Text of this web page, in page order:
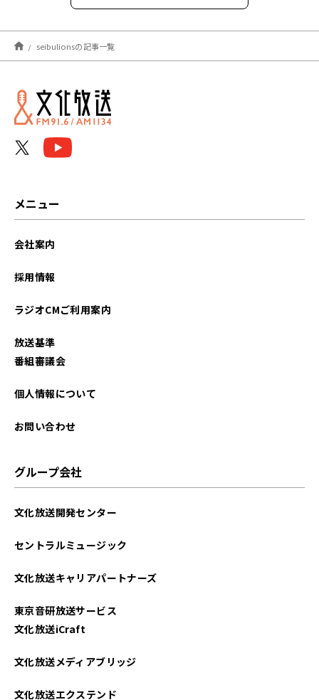
2026年08月
2026年07月
2026年06月
2025年09月
2025年06月
2025年01月
2024年12月
seibulionsの記事一覧
メニュー
会社案内
採用情報
ラジオCMご利用案内
放送基準
番組審議会
個人情報について
お問い合わせ
グループ会社
文化放送開発センター
セントラルミュージック
文化放送キャリアパートナーズ
東京音研放送サービス
文化放送iCraft
文化放送メディアブリッジ
文化放送エクステンド